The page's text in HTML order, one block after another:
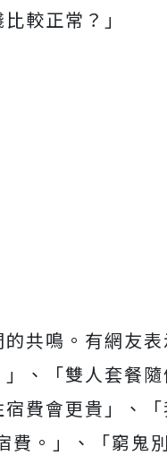
較正常？」
共鳴。有網友
、「雙人套餐
費會更貴」、
。」、「窮鬼